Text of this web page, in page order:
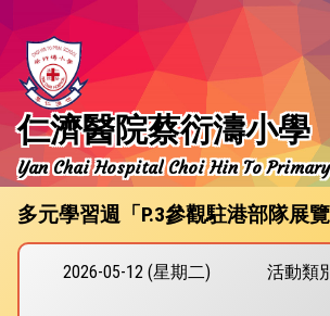
仁濟醫院蔡衍濤小學
Yan Chai Hospital Choi Hin To
多元學習週「P.3參觀駐港部隊展覽
2026-05-12 (星期二) 活動類